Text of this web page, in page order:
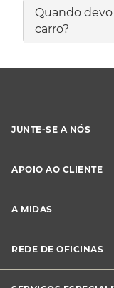
Quando
carro?
JUNTE-SE A NÓS
Franchising Midas
APOIO AO CLIENTE
Livro de Reclamações
Canal de Denúncias
Perguntas Frequentes
A MIDAS
Sustentabilidade
Notícias Midas
REDE DE OFICINAS